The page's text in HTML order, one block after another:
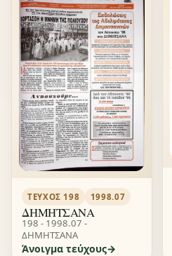
ΤΕΎΧΟΣ 198 1998.07
ΔΗΜΗΤΣΑΝΑ
198 - 1998.07 -
ΔΗΜΗΤΣΑΝΑ
Άνοιγμα τεύχους